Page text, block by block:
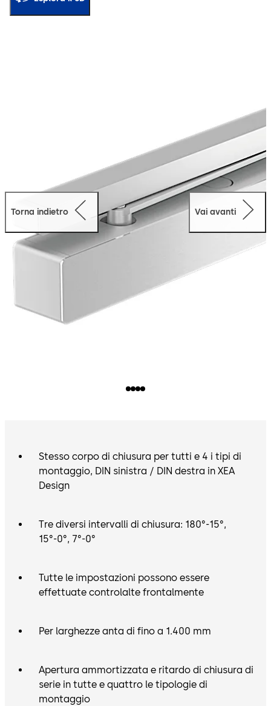
le necessità progettuali.
Torna indietro Vai avanti
Stesso corpo di chiusura per tutti e 4 i tipi di
montaggio, DIN sinistra / DIN destra in XEA
Design
Tre diversi intervalli di chiusura: 180°-15°,
15°-0°, 7°-0°
Tutte le impostazioni possono essere
effettuate controlalte frontalmente
Per larghezze anta di fino a 1.400 mm
Apertura ammortizzata e ritardo di chiusura di
serie in tutte e quattro le tipologie di
montaggio